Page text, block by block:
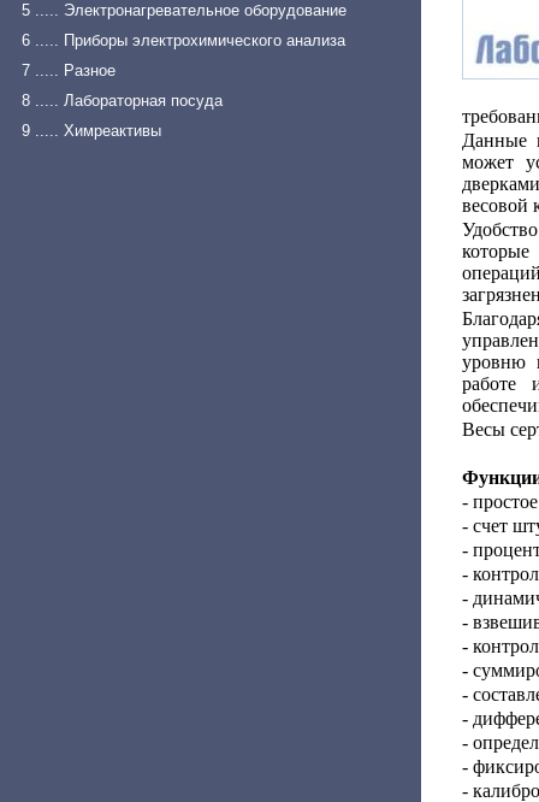
5 ..... Электронагревательное оборудование
6 ..... Приборы электрохимического анализа
7 ..... Разное
8 ..... Лабораторная посуда
9 ..... Химреактивы
Данные
может
весовой
которые
уровню
работе
Весы
-
- счет
-
-
-
-
-
-
-
-
-
-
-